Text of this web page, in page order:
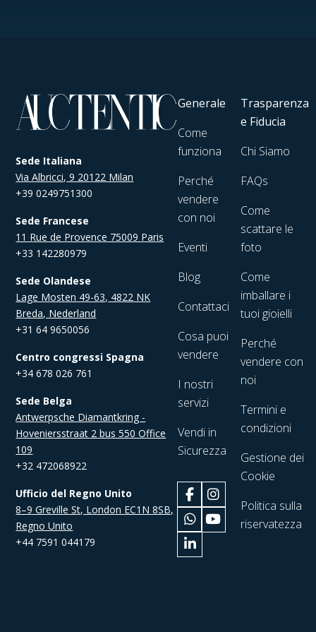
Sede Italiana
Via Albricci, 9 20122 Milan
+39 0249751300
Sede Francese
11 Rue de Provence 75009 Paris
+33 142280979
Sede Olandese
Lage Mosten 49-63, 4822 NK
Breda, Nederland
+31 64 9650056
Centro congressi Spagna
+34 678 026 761
Sede Belga
Antwerpsche Diamantkring -
Hoveniersstraat 2 bus 550 Office
109
+32 472068922
Ufficio del Regno Unito
8–9 Greville St, London EC1N 8SB,
Regno Unito
+44 7591 044179
Generale
Come
funziona
Perché
vendere
con noi
Eventi
Blog
Contattaci
Cosa puoi
vendere
I nostri
servizi
Vendi in
Sicurezza
Trasparenza
e Fiducia
Chi Siamo
FAQs
Come
scattare le
foto
Come
imballare i
tuoi gioielli
Perché
vendere con
noi
Termini e
condizioni
Gestione dei
Cookie
Politica sulla
riservatezza